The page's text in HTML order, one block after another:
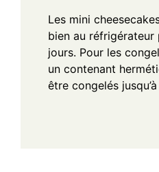
Les mini
bien au
jours. Pour les
un contenant
être congelés